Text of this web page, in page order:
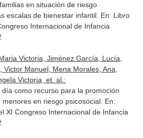
en situación de riesgo
escalas de bienestar infantil. En: Libro
Internacional de Infancia
Victoria, Jiménez García, Lucía,
Victor Manuel, Mena Morales, Ana,
Victoria, et. al.:
como recurso para la promoción
en riesgo psicosocial. En:
XI Congreso Internacional de Infancia